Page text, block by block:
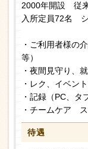
2000年開設 従来
入所定員72名
・ご利用者様の
等）
・夜間見守り、
・レク、イベン
・記録（PC、タ
・チームケア
待遇